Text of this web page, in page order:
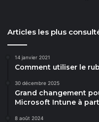
Articles les plus
14 janvier 2021
Comment utiliser le
30 décembre 2025
Grand changement
Microsoft Intune à
8 août 2024